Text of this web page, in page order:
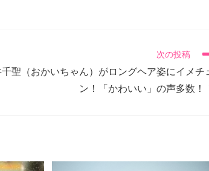
次の投稿
千聖（おかいちゃん）がロングヘア姿にイメチ
ン！「かわいい」の声多数！